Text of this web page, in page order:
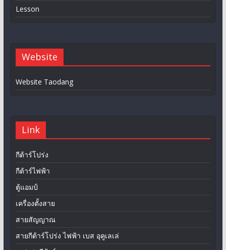
Lesson
Website
Website Taodang
Link
กีต้าร์โปร่ง
กีต้าร์ไฟฟ้า
ตู้แอมป์
เครื่องตั้งสาย
สายสัญญาณ
สายกีต้าร์โปร่ง ไฟฟ้า เบส อุคูเลเล่